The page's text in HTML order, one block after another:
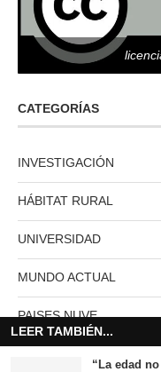
CATEGORÍAS
INVESTIGACIÓN
HÁBITAT RURAL
UNIVERSIDAD
MUNDO ACTUAL
PAISES NUVE
HABITAT RURAL
LEER TAMBIÉN...
“La edad